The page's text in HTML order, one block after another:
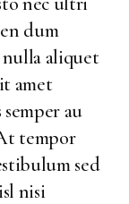
dum
nulla aliquet
amet
au
tempor
sed
nisi